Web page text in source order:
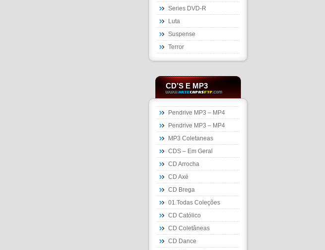
Series DVD-R
Luta
Suspense
Terror
CD’S E MP3
Pendrive MP3 – MP4
Pendrive MP3 – MP4
MP3 Coletaneas
CDS – Em Geral
CD Arrocha
CD Axé
CD Brega
01.Todas Coleções
CD Católico
CD Coletâneas
CD Dance